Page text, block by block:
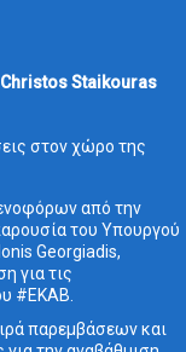
Staikouras
στον χώρο της
από την
του Υπουργού
Georgiadis,
για τις
#ΕΚΑΒ
παρεμβάσεων και